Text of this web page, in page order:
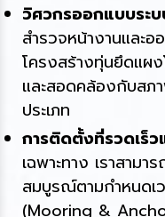
วิศวกรออกแบบระ
สำรวจหน้างานและ
โครงสร้างทุ่นยึดแผ
และสอดคล้องกับสภ
ประเภท
การติดตั้งที่รวดเร็ว
เฉพาะทาง เราสามา
สมบูรณ์ตามกำหนดเ
(Mooring &